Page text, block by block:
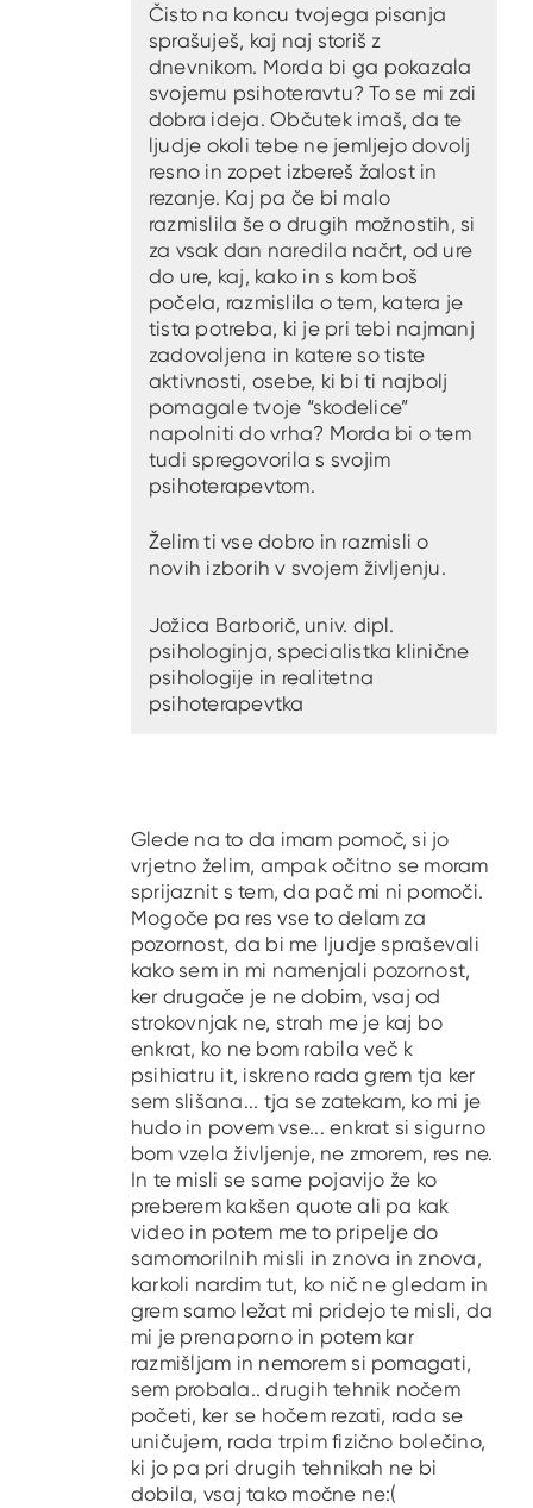
Čisto na koncu tvojega pisanja
sprašuješ, kaj naj storiš z
dnevnikom. Morda bi ga pokazala
svojemu psihoteravtu? To se mi zdi
dobra ideja. Občutek imaš, da te
ljudje okoli tebe ne jemljejo dovolj
resno in zopet izbereš žalost in
rezanje. Kaj pa če bi malo
razmislila še o drugih možnostih, si
za vsak dan naredila načrt, od ure
do ure, kaj, kako in s kom boš
počela, razmislila o tem, katera je
tista potreba, ki je pri tebi najmanj
zadovoljena in katere so tiste
aktivnosti, osebe, ki bi ti najbolj
pomagale tvoje “skodelice”
napolniti do vrha? Morda bi o tem
tudi spregovorila s svojim
psihoterapevtom.
Želim ti vse dobro in razmisli o
novih izborih v svojem življenju.
Jožica Barborič, univ. dipl.
psihologinja, specialistka klinične
psihologije in realitetna
psihoterapevtka
Glede na to da imam pomoč, si jo
vrjetno želim, ampak očitno se moram
sprijaznit s tem, da pač mi ni pomoči.
Mogoče pa res vse to delam za
pozornost, da bi me ljudje spraševali
kako sem in mi namenjali pozornost,
ker drugače je ne dobim, vsaj od
strokovnjak ne, strah me je kaj bo
enkrat, ko ne bom rabila več k
psihiatru it, iskreno rada grem tja ker
sem slišana... tja se zatekam, ko mi je
hudo in povem vse... enkrat si sigurno
bom vzela življenje, ne zmorem, res ne.
In te misli se same pojavijo že ko
preberem kakšen quote ali pa kak
video in potem me to pripelje do
samomorilnih misli in znova in znova,
karkoli nardim tut, ko nič ne gledam in
grem samo ležat mi pridejo te misli, da
mi je prenaporno in potem kar
razmišljam in nemorem si pomagati,
sem probala.. drugih tehnik nočem
početi, ker se hočem rezati, rada se
uničujem, rada trpim fizično bolečino,
ki jo pa pri drugih tehnikah ne bi
dobila, vsaj tako močne ne:(